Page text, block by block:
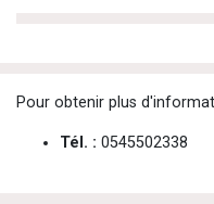
Pour obtenir plus
Tél. : 0545502338